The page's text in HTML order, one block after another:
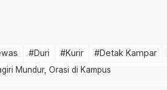
#Duri #Kurir #Detak Kampar
Mundur, Orasi di Kampus